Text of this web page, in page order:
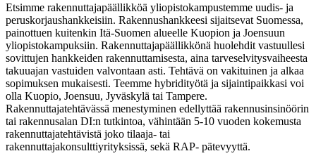
Etsimme rakennuttajapäällikköä yliopistokampustemme uudis- ja
peruskorjaushankkeisiin. Rakennushankkeesi sijaitsevat Suomessa,
painottuen kuitenkin Itä-Suomen alueelle Kuopion ja Joensuun
yliopistokampuksiin. Rakennuttajapäällikkönä huolehdit vastuullesi
sovittujen hankkeiden rakennuttamisesta, aina tarveselvitysvaiheesta
takuuajan vastuiden valvontaan asti. Tehtävä on vakituinen ja alkaa
sopimuksen mukaisesti. Teemme hybridityötä ja sijaintipaikkasi voi
olla Kuopio, Joensuu, Jyväskylä tai Tampere.
Rakennuttajatehtävässä menestyminen edellyttää rakennusinsinöörin
tai rakennusalan DI:n tutkintoa, vähintään 5-10 vuoden kokemusta
rakennuttajatehtävistä joko tilaaja- tai
rakennuttajakonsulttiyrityksissä, sekä RAP- pätevyyttä.